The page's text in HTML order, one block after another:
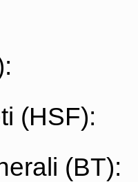
(HSF):
(BT):